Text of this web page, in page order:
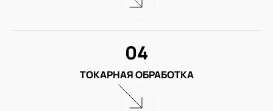
ТОКАРНАЯ ОБРАБОТКА
04